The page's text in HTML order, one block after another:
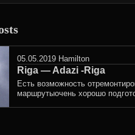
05.05.2019 Hamilton
Riga — Adazi -Riga
Есть возможность
маршрутыочень хорошо